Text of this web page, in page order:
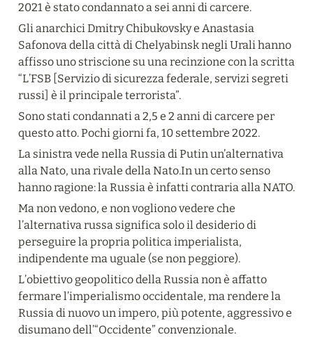
2021 è stato condannato a sei anni di carcere.
Gli anarchici Dmitry Chibukovsky e Anastasia
Safonova della città di Chelyabinsk negli Urali hanno
affisso uno striscione su una recinzione con la scritta
“L’FSB [Servizio di sicurezza federale, servizi segreti
russi] è il principale terrorista”.
Sono stati condannati a 2,5 e 2 anni di carcere per
questo atto. Pochi giorni fa, 10 settembre 2022.
La sinistra vede nella Russia di Putin un’alternativa
alla Nato, una rivale della Nato.In un certo senso
hanno ragione: la Russia è infatti contraria alla NATO.
Ma non vedono, e non vogliono vedere che
l’alternativa russa significa solo il desiderio di
perseguire la propria politica imperialista,
indipendente ma uguale (se non peggiore).
L’obiettivo geopolitico della Russia non è affatto
fermare l’imperialismo occidentale, ma rendere la
Russia di nuovo un impero, più potente, aggressivo e
disumano dell’“Occidente” convenzionale.